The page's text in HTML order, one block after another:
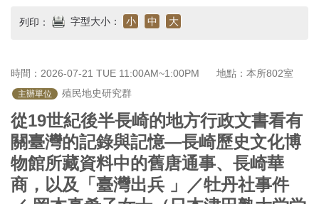
首
頁
列印： 字型大小： 小 中 大
時間：2026-07-21 TUE 11:00AM~1:00PM 地點：本所802室
主辦單位 殖民地史研究群
從19世紀後半長崎的地方行政文書看有
關臺灣的記錄與記憶—長崎歷史文化博
物館所藏資料中的舊唐通事、長崎華
商，以及「臺灣出兵 」／牡丹社事件